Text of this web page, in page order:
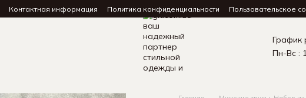
Контактная информация Политика конфиденциальности Пользовательское
График
Пн-Вс :